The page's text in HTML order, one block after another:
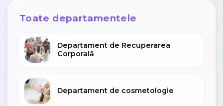
Toate departamentele
Departament de Recuperarea
Corporală
Departament de cosmetologie